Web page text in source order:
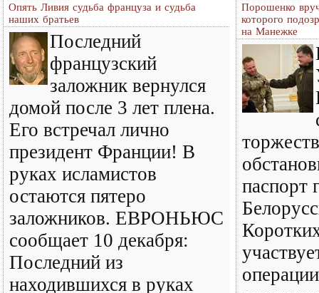
Опять Ливия судьба француза и судьба
наших братьев
Последний
французский
заложник вернулся
домой после 3 лет плена.
Его встречал лично
президент Франции! В
руках исламистов
остаются пятеро
заложников. ЕВРОНЬЮС
сообщает 10 декабря:
Последний из
находившихся в руках
Порошенко
которого
на Манежке
паспорт